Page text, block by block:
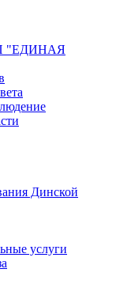
"ЕДИНАЯ
Динской
услуги